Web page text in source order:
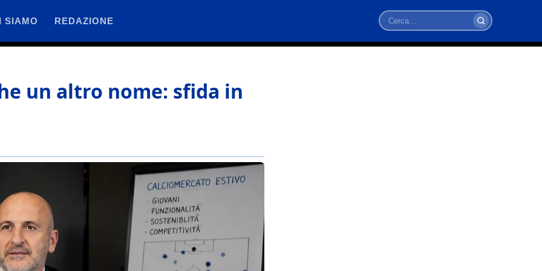
SIAMO REDAZIONE
Cerca
un altro nome: sfida in